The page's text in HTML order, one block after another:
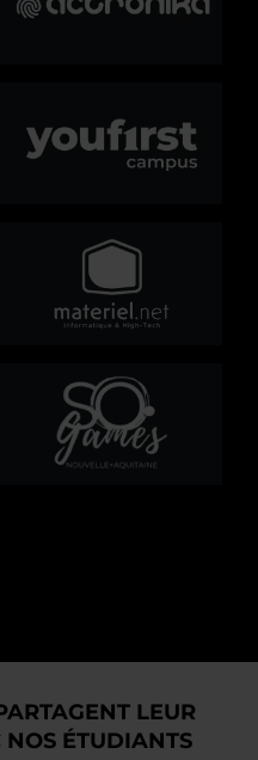
LEUR
NOS ÉTUDIANTS